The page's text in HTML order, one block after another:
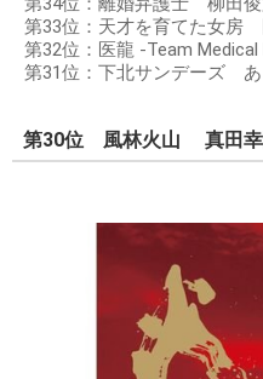
第33位：天才を育てた女房
第32位：医龍 -Team
第31位：下北サンデーズ
第30位 風林火山 真田幸